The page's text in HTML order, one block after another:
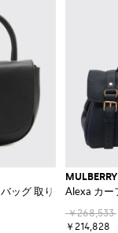
ッグ 取り外し可能な
MULBERRY
Alexa カー
￥268,533
￥214,828